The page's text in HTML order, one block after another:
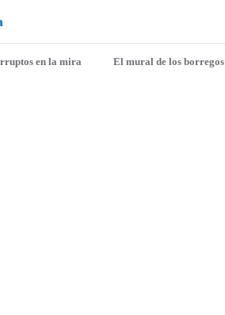
en la mira El mural de los borregos